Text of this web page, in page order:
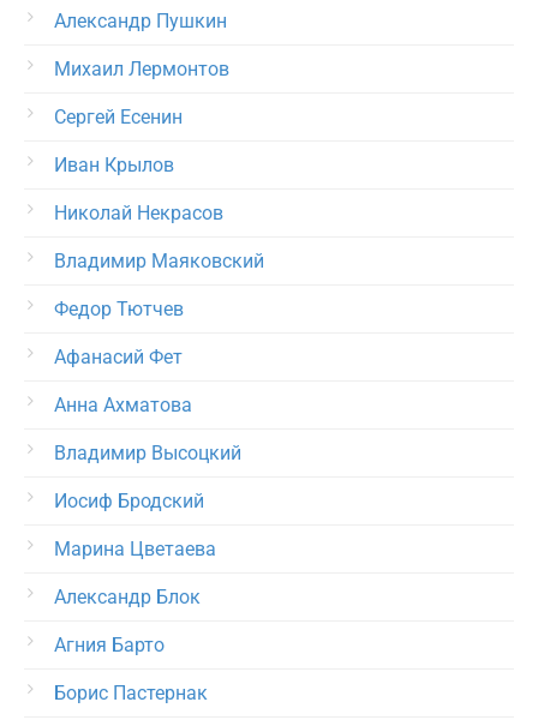
Александр Пушкин
Михаил Лермонтов
Сергей Есенин
Иван Крылов
Николай Некрасов
Владимир Маяковский
Федор Тютчев
Афанасий Фет
Анна Ахматова
Владимир Высоцкий
Иосиф Бродский
Марина Цветаева
Александр Блок
Агния Барто
Борис Пастернак